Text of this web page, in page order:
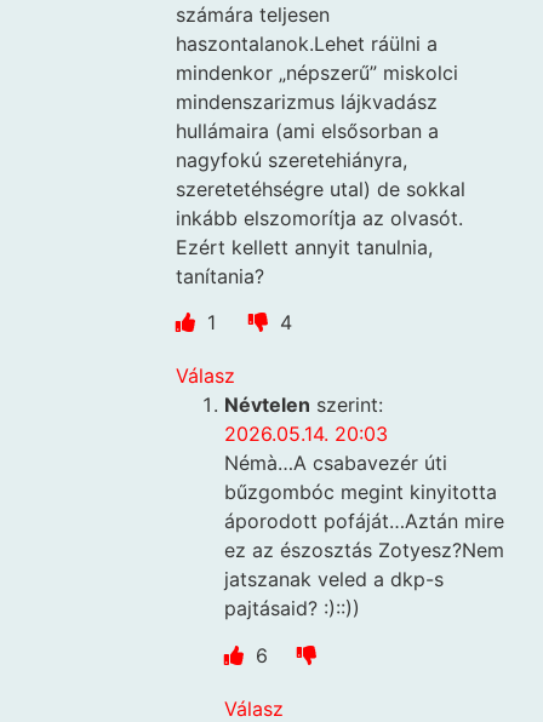
számára teljesen
haszontalanok.Lehet ráülni a
mindenkor „népszerű” miskolci
mindenszarizmus lájkvadász
hullámaira (ami elsősorban a
nagyfokú szeretehiányra,
szeretetéhségre utal) de sokkal
inkább elszomorítja az olvasót.
Ezért kellett annyit tanulnia,
tanítania?
1
4
Válasz
Névtelen szerint:
2026.05.14. 20:03
Némà…A csabavezér úti
bűzgombóc megint kinyitotta
áporodott pofáját…Aztán mire
ez az észosztás Zotyesz?Nem
jatszanak veled a dkp-s
pajtásaid? :)::))
6
Válasz